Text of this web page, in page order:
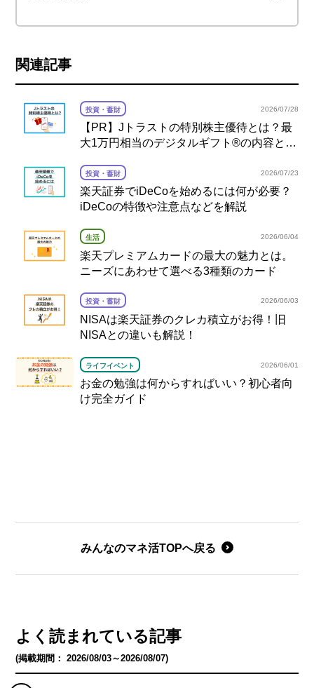
関連記事
投資・蓄財 2026/07/28
【PR】Jトラストの特別株主優待とは？最
大1万円相当のデジタルギフト®の内容と注
投資・蓄財 2026/07/23
楽天証券でiDeCoを始めるには何が必要？
iDeCoの特徴や注意点などを解説
生活 2026/06/04
楽天プレミアムカードの最大の魅力とは。
ニーズにあわせて選べる3種類のカード
投資・蓄財 2026/06/03
NISAは楽天証券のクレカ積立がお得！旧
NISAとの違いも解説！
ライフイベント 2026/06/01
お金の勉強は何からすればいい？初心者向
け完全ガイド
みんなのマネ活TOPへ戻る
よく読まれている記事
(掲載期間： 2026/08/03～2026/08/07)